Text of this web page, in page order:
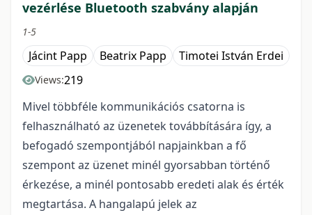
vezérlése Bluetooth szabvány alapján
1-5
Jácint Papp Beatrix Papp Timotei István Erdei
Views:219
Mivel többféle kommunikációs csatorna is
felhasználható az üzenetek továbbítására így, a
befogadó szempontjából napjainkban a fő
szempont az üzenet minél gyorsabban történő
érkezése, a minél pontosabb eredeti alak és érték
megtartása. A hangalapú jelek az